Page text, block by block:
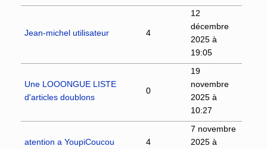
Jean-michel utilisateur 4
12
décembre
2025 à
19:05
Une LOOONGUE LISTE
d'articles doublons
0
19
novembre
2025 à
10:27
atention a YoupiCoucou 4
7 novembre
2025 à